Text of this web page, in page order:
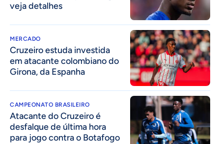
veja detalhes
MERCADO
Cruzeiro estuda investida
em atacante colombiano do
Girona, da Espanha
CAMPEONATO BRASILEIRO
Atacante do Cruzeiro é
desfalque de última hora
para jogo contra o Botafogo